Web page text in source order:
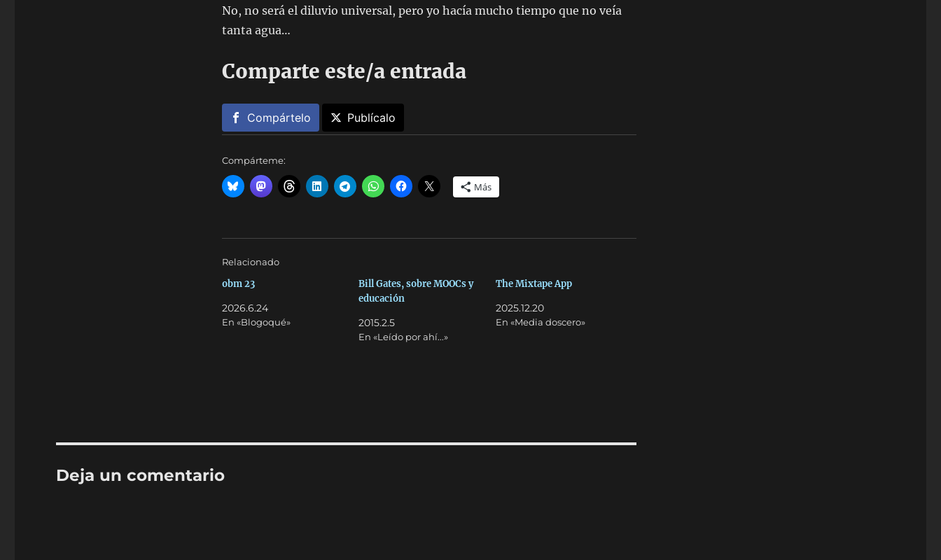
No, no será el diluvio universal, pero yo hacía mucho tiempo que no veía
tanta agua…
Comparte este/a entrada
Compártelo Publícalo
Compárteme:
Más
Relacionado
obm 23
2026.6.24
En «Blogoqué»
Bill Gates, sobre MOOCs y
educación
2015.2.5
En «Leído por ahí...»
The Mixtape App
2025.12.20
En «Media doscero»
Deja un comentario